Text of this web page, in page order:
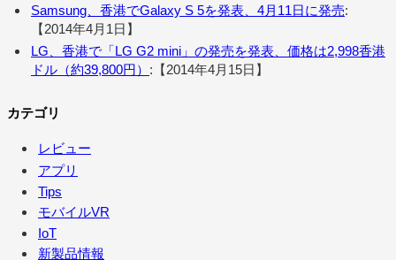
Samsung、香港でGalaxy S 5を発表、4月11日に発売:
【2014年4月1日】
LG、香港で「LG G2 mini」の発売を発表、価格は2,998香港
ドル（約39,800円） :【2014年4月15日】
カテゴリ
レビュー
アプリ
Tips
モバイルVR
IoT
新製品情報